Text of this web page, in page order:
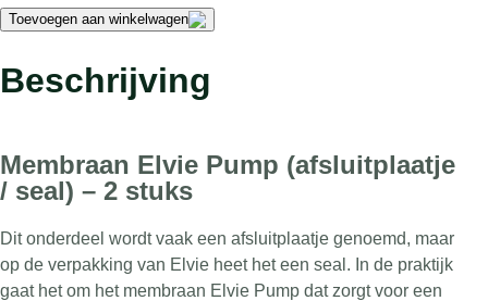
(seal)
Pump
–
aantal
Toevoegen aan winkelwagen
Beschrijving
Membraan Elvie Pump (afsluitplaatje
/ seal) – 2 stuks
Dit onderdeel wordt vaak een afsluitplaatje genoemd, maar
op de verpakking van Elvie heet het een seal. In de praktijk
gaat het om het membraan Elvie Pump dat zorgt voor een